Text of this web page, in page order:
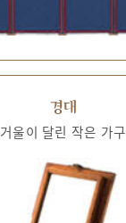
경대
거울이 달린 작은 가구